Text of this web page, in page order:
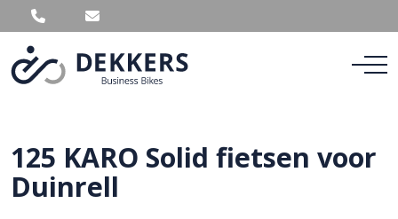
125 KARO Solid fietsen voor
Duinrell